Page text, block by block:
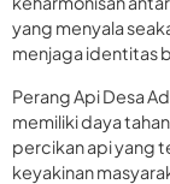
yang menyala
menjaga identitas
Perang Api Desa
memiliki daya
percikan api yang
keyakinan